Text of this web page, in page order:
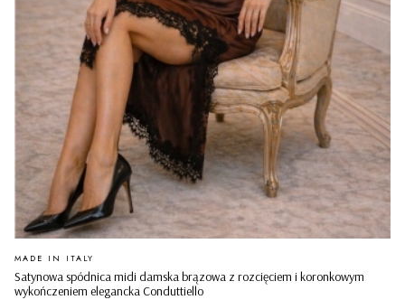
Satynowa spódnica midi damska brązowa z rozcięciem i koronkowym
wykończeniem elegancka Conduttiello
PRODUCENT
MADE IN ITALY